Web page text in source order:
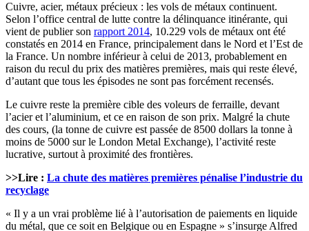
Cuivre, acier, métaux précieux : les vols de métaux continuent.
Selon l’office central de lutte contre la délinquance itinérante, qui
vient de publier son rapport 2014, 10.229 vols de métaux ont été
constatés en 2014 en France, principalement dans le Nord et l’Est de
la France. Un nombre inférieur à celui de 2013, probablement en
raison du recul du prix des matières premières, mais qui reste élevé,
d’autant que tous les épisodes ne sont pas forcément recensés.
Le cuivre reste la première cible des voleurs de ferraille, devant
l’acier et l’aluminium, et ce en raison de son prix. Malgré la chute
des cours, (la tonne de cuivre est passée de 8500 dollars la tonne à
moins de 5000 sur le London Metal Exchange), l’activité reste
lucrative, surtout à proximité des frontières.
>>Lire : La chute des matières premières pénalise l’industrie du
recyclage
« Il y a un vrai problème lié à l’autorisation de paiements en liquide
du métal, que ce soit en Belgique ou en Espagne » s’insurge Alfred